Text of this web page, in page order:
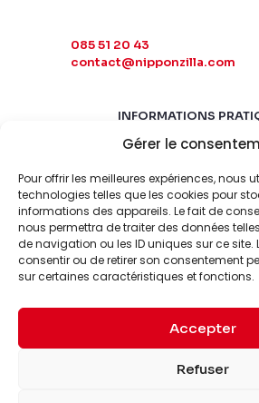
Gérer le
Pour offrir les meilleures expériences, nous
technologies telles que les cookies pour
informations des appareils. Le fait de
nous permettra de traiter des données
de navigation ou les ID uniques sur ce site.
consentir ou de retirer son consentement
sur certaines caractéristiques et fonctions.
Accepter
Refuser
085 51 20 43
contact@nipponzilla.com
INFORMATIONS
MARDI-SAMEDI
LUNDI-DIMANCHE
FERMÉ
© 2026 Nipponzilla. Tous
Mentions